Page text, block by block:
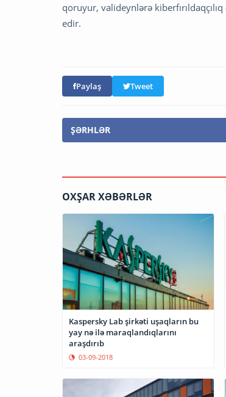
qoruyur, valideynlərə
edir.
Paylaş Tweet
ŞƏRHLƏR
OXŞAR XƏBƏRLƏR
Kaspersky Lab şirkəti uşaqların bu
yay nə ilə maraqlandıqlarını
araşdırıb
03-09-2018